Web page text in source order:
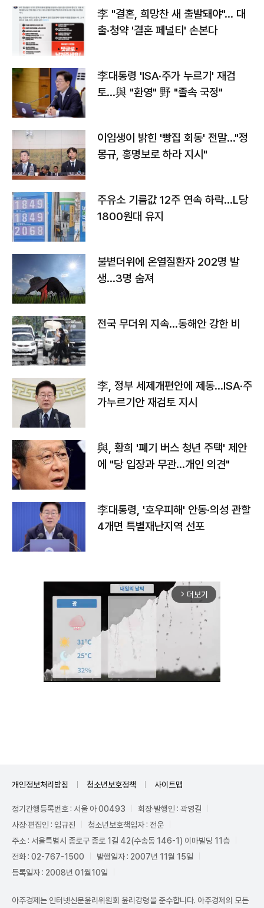
李 "결혼, 희망찬 새 출발돼야"… 대
출·청약 '결혼 페널티' 손본다
李대통령 'ISA·주가 누르기' 재검
토…與 "환영" 野 "졸속 국정"
이임생이 밝힌 '빵집 회동' 전말…"정
몽규, 홍명보로 하라 지시"
주유소 기름값 12주 연속 하락…L당
1800원대 유지
불볕더위에 온열질환자 202명 발
생…3명 숨져
전국 무더위 지속…동해안 강한 비
李, 정부 세제개편안에 제동…ISA·주
가누르기안 재검토 지시
與, 황희 '폐기 버스 청년 주택' 제안
에 "당 입장과 무관…개인 의견"
李대통령, '호우피해' 안동·의성 관할
4개면 특별재난지역 선포
arrow_forward_ios 더보기
개인정보처리방침 청소년보호정책 사이트맵
정기간행등록번호 : 서울 아 00493
회장·발행인 : 곽영길
사장·편집인 : 임규진
청소년보호책임자 : 전운
주소 : 서울특별시 종로구 종로 1길 42(수송동 146-1) 이마빌딩 11층
전화 : 02-767-1500
발행일자 : 2007년 11월 15일
등록일자 : 2008년 01월10일
아주경제는 인터넷신문윤리위원회 윤리강령을 준수합니다. 아주경제의 모든